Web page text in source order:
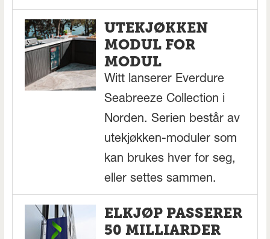
UTEKJØKKEN
MODUL FOR
MODUL
Witt lanserer Everdure
Seabreeze Collection i
Norden. Serien består av
utekjøkken-moduler som
kan brukes hver for seg,
eller settes sammen.
ELKJØP PASSERER
50 MILLIARDER